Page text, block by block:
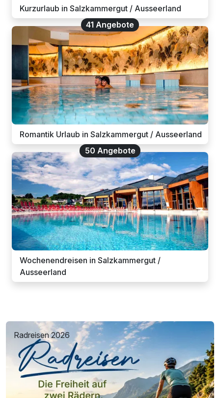
Kurzurlaub in Salzkammergut / Ausseerland
41 Angebote
Romantik Urlaub in Salzkammergut / Ausseerland
50 Angebote
Wochenendreisen in Salzkammergut /
Ausseerland
Radreisen 2026